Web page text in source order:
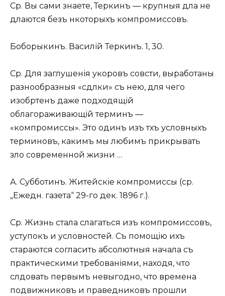
Ср. Вы сами знаете, Теркинъ — крупныя дѣла не
дѣлаются безъ нѣкоторыхъ компромиссовъ.
Боборыкинъ. Василій Теркинъ. 1, 30.
Ср. Для заглушенія укоровъ совѣсти, выработаны
разнообразныя «сдѣлки» съ нею, для чего
изобрѣтенъ даже подходящій
облагораживающій терминъ —
«компромиссы». Это одинъ изъ тѣхъ условныхъ
терминовъ, какимъ мы любимъ прикрывать
зло современной жизни …
А. Субботинъ. Житейскіе компромиссы (ср.
„Ежедн. газета“ 29-го дек. 1896 г.).
Ср. Жизнь стала слагаться изъ компромиссовъ,
уступокъ и условностей. Съ помощію ихъ
стараются согласить абсолютныя начала съ
практическими требованіями, находя, что
слѣдовать первымъ невыгодно, что времена
подвижниковъ и праведниковъ прошли